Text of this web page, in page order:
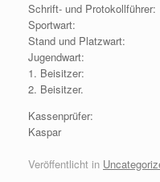
Schrift- und
Sportwart:
Stand und
Jugendwart:
1. Beisitzer:
2. Beisitzer.
Kassenprüfer:
Kaspar
Veröffentlicht in